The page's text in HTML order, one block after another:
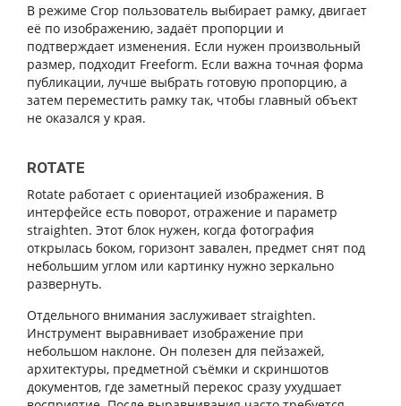
В режиме Crop пользователь выбирает рамку, двигает
её по изображению, задаёт пропорции и
подтверждает изменения. Если нужен произвольный
размер, подходит Freeform. Если важна точная форма
публикации, лучше выбрать готовую пропорцию, а
затем переместить рамку так, чтобы главный объект
не оказался у края.
ROTATE
Rotate работает с ориентацией изображения. В
интерфейсе есть поворот, отражение и параметр
straighten. Этот блок нужен, когда фотография
открылась боком, горизонт завален, предмет снят под
небольшим углом или картинку нужно зеркально
развернуть.
Отдельного внимания заслуживает straighten.
Инструмент выравнивает изображение при
небольшом наклоне. Он полезен для пейзажей,
архитектуры, предметной съёмки и скриншотов
документов, где заметный перекос сразу ухудшает